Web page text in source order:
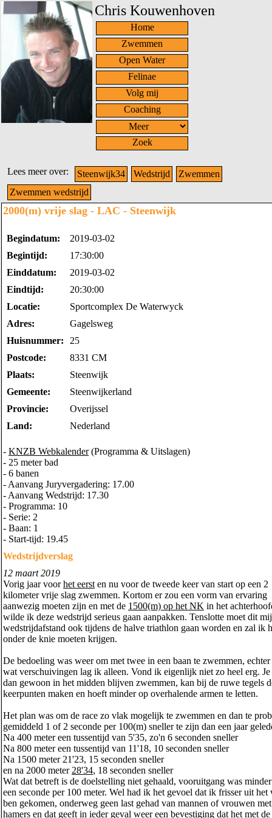
Chris Kouwenhoven
Home
Zwemmen
Open Water
Felinae
Volg mij
Coaching
Zoek
Lees meer over: Steenwijk34 Wedstrijd
Zwemmen
Zwemmen wedstrijd
2000(m) vrije slag - LAC - Steenwijk
Begindatum:
2019-03-02
Begintijd:
17:30:00
Einddatum:
2019-03-02
Eindtijd:
20:30:00
Locatie:
Sportcomplex De Waterwyck
Adres:
Gagelsweg
Huisnummer:
25
Postcode:
8331 CM
Plaats:
Steenwijk
Gemeente:
Steenwijkerland
Provincie:
Overijssel
Land:
Nederland
- KNZB Webkalender(Programma & Uitslagen)
- 25 meter bad
- 6 banen
- Aanvang Juryvergadering: 17.00
- Aanvang Wedstrijd: 17.30
- Programma: 10
- Serie: 2
- Baan: 1
- Start-tijd: 19.45
Wedstrijdverslag
12 maart 2019
Vorig jaar voorhet eerst en nu voor de tweede keer van start op een 2
kilometer vrije slag zwemmen. Kortom er zou een vorm van ervaring
aanwezig moeten zijn en met de 1500(m) op het NK in het
wilde ik deze wedstrijd serieus gaan aanpakken. Tenslotte moet dit
wedstrijdafstand ook tijdens de halve triathlon gaan worden en zal ik
onder de knie moeten krijgen.
De bedoeling was weer om met twee in een baan te zwemmen, echter
wat verschuivingen lag ik alleen. Vond ik eigenlijk niet zo heel erg.
dan gewoon in het midden blijven zwemmen, kan bij de ruwe tegels
keerpunten maken en hoeft minder op overhalende armen te letten.
Het plan was om de race zo vlak mogelijk te zwemmen en dan te
gemiddeld 1 of 2 seconde per 100(m) sneller te zijn dan een jaar
Na 400 meter een tussentijd van 5'35, zo'n 6 seconden sneller
Na 800 meter een tussentijd van 11'18, 10 seconden sneller
Na 1500 meter 21'23, 15 seconden sneller
en na 2000 meter 28'34, 18 seconden sneller
Wat dat betreft is de doelstelling niet gehaald, vooruitgang was
een seconde per 100 meter. Wel had ik het gevoel dat ik frisser uit het
ben gekomen, onderweg geen last gehad van mannen of vrouwen met
hamers en dat geeft in ieder geval weer een bevestiging dat het met de